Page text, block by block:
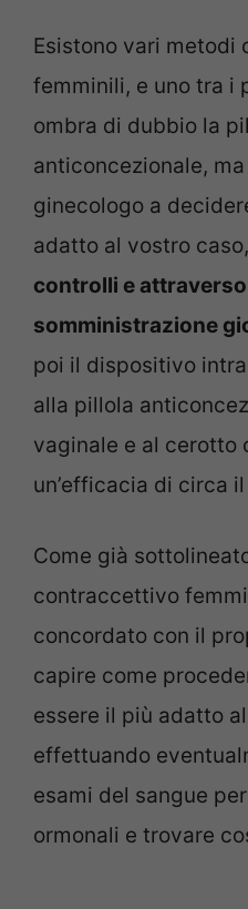
Esistono vari metodi
femminili, e uno tra i
ombra di dubbio la
anticoncezionale,
ginecologo a
adatto al vostro caso,
controlli e
somministrazione
poi il dispositivo
alla pillola
vaginale e al cerotto
un’efficacia di circa il
Come già
contraccettivo
concordato con il
capire come
essere il più adatto
effettuando
esami del sangue
ormonali e trovare